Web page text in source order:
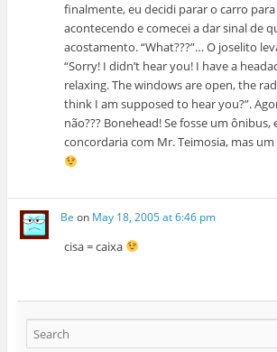
finalmente, eu decidi parar o carro
acontecendo e comecei a dar sinal de
acostamento. “What???”… O joselito
“Sorry! I didn’t hear you! I have a
relaxing. The windows are open, the
think I am supposed to hear you?”.
não??? Bonehead! Se fosse um ônibus,
concordaria com Mr. Teimosia, mas
Be on May 18, 2005 at 6:46 pm
cisa = caixa